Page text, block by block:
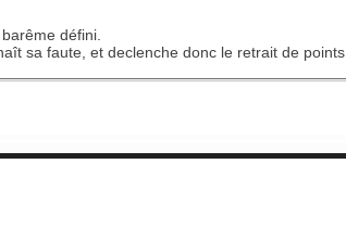
défini.
sa faute, et declenche donc le retrait de points.